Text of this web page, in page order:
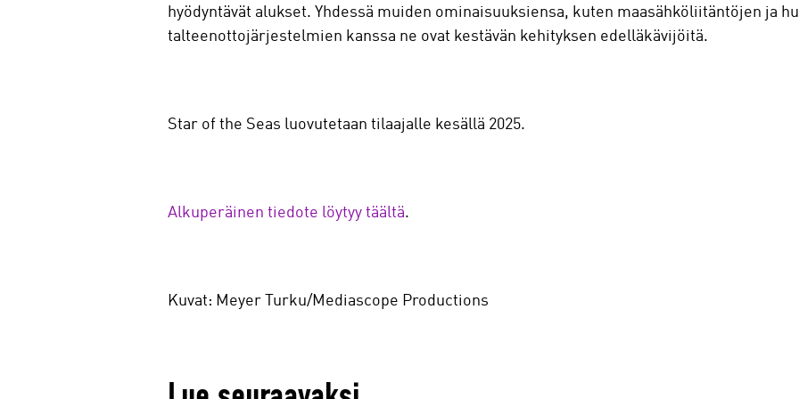
hyödyntävät alukset. Yhdessä muiden ominaisuuksiensa, kuten maasähköliitäntöjen ja
talteenottojärjestelmien kanssa ne ovat kestävän kehityksen edelläkävijöitä.
Star of the Seas luovutetaan tilaajalle kesällä 2025.
Alkuperäinen tiedote löytyy täältä.
Kuvat: Meyer Turku/Mediascope Productions